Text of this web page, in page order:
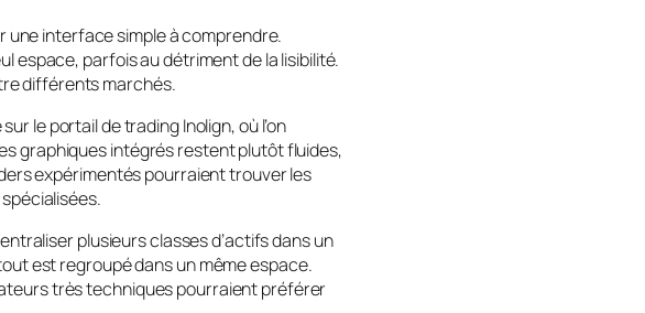
une interface simple à comprendre.
espace, parfois au détriment de la lisibilité.
différents marchés.
le portail de trading Inolign, où l’on
graphiques intégrés restent plutôt fluides,
expérimentés pourraient trouver les
plusieurs classes d’actifs dans un
est regroupé dans un même espace.
très techniques pourraient préférer